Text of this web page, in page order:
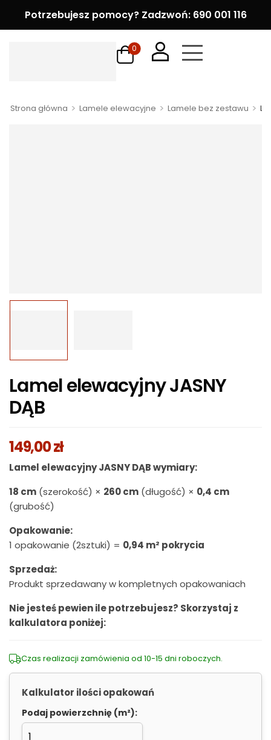
Potrzebujesz pomocy? Zadzwoń: 690 001 116
0
Strona główna > Lamele elewacyjne > Lamele bez zestawu >
Lamel elewacyjny JASNY
DĄB
149,00zł
Lamel elewacyjny JASNY DĄB wymiary:
18 cm (szerokość) × 260 cm (długość) × 0,4 cm
(grubość)
Opakowanie:
1 opakowanie (2sztuki) = 0,94 m² pokrycia
Sprzedaż:
Produkt sprzedawany w kompletnych opakowaniach
Nie jesteś pewien ile potrzebujesz? Skorzystaj z
kalkulatora poniżej:
Czas realizacji zamówienia od 10-15 dni roboczych.
Kalkulator ilości opakowań
Podaj powierzchnię (m²):